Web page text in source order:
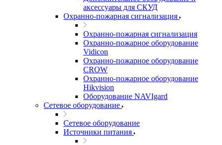
аксессуары для СКУД
Охранно-пожарная сигнализация
Охранно-пожарная сигнализация
Охранно-пожарное оборудование
Vidicon
Охранно-пожарное оборудование
CROW
Охранно-пожарное оборудование
Hikvision
Оборудование NAVIgard
Сетевое оборудование
Сетевое оборудование
Источники питания